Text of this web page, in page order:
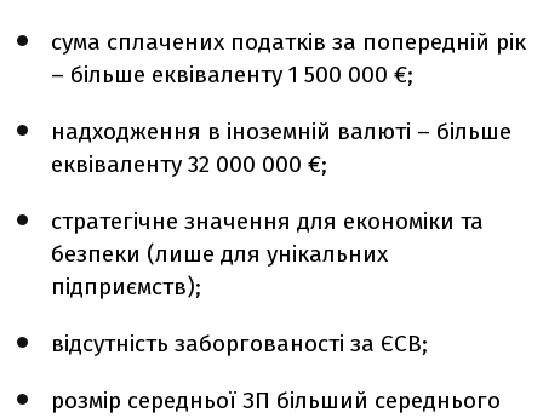
сума сплачених податків за попередній рік
– більше еквіваленту 1 500 000 €;
надходження в іноземній валюті – більше
еквіваленту 32 000 000 €;
стратегічне значення для економіки та
безпеки (лише для унікальних
підприємств);
відсутність заборгованості за ЄСВ;
розмір середньої ЗП більший середнього